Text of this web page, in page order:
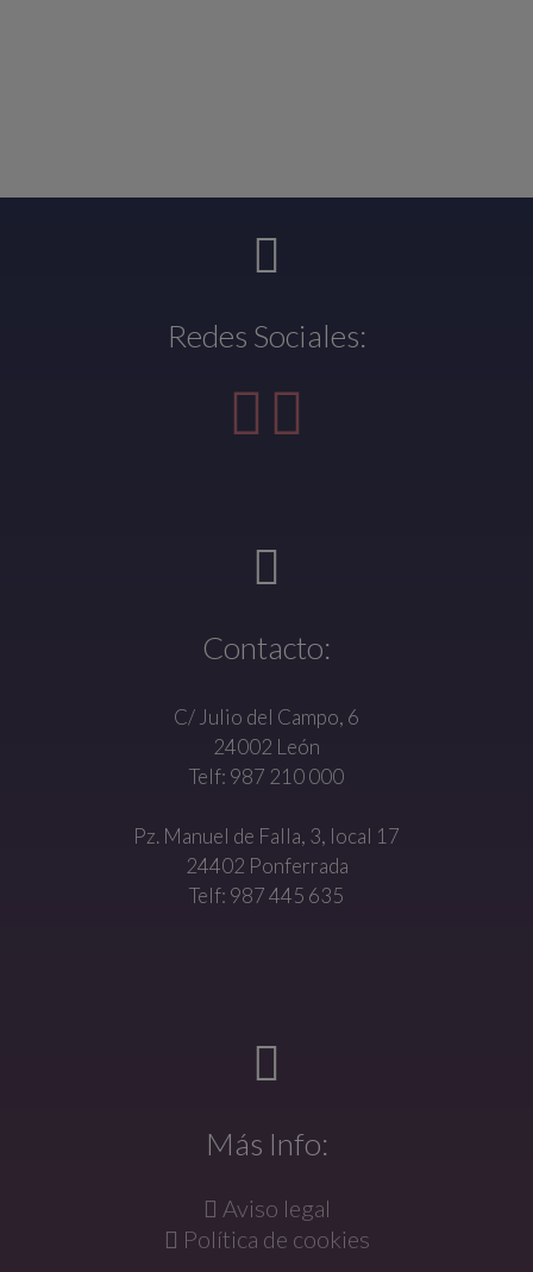
Redes Sociales:
Contacto:
C/ Julio del Campo, 6
24002 León
Telf: 987 210 000
Pz. Manuel de Falla, 3, local 17
24402 Ponferrada
Telf: 987 445 635
Más Info:
Aviso legal
Política de cookies